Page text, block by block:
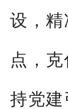
设，
点，
持党